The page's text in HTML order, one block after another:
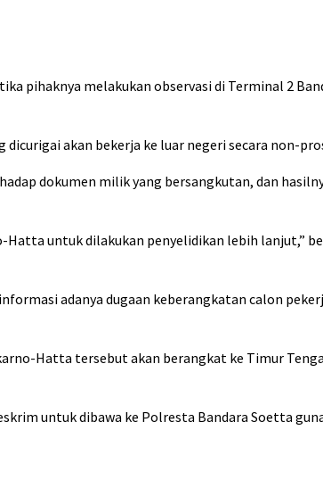
pihaknya melakukan observasi di Terminal 2
akan bekerja ke luar negeri secara non-
dokumen milik yang bersangkutan, dan
untuk dilakukan penyelidikan lebih lanjut,”
adanya dugaan keberangkatan calon
Hatta tersebut akan berangkat ke Timur
untuk dibawa ke Polresta Bandara Soetta